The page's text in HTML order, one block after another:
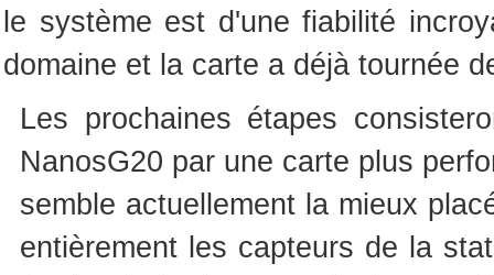
le système est d'une fiabilité
domaine et la carte a déjà tournée
Les prochaines étapes
NanosG20 par une carte plus
semble actuellement la mieux
entièrement les capteurs de la